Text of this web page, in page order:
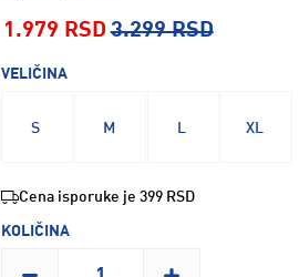
1.979 RSD 3.299 RSD
VELIČINA
S M XL
Cena isporuke je 399 RSD
KOLIČINA